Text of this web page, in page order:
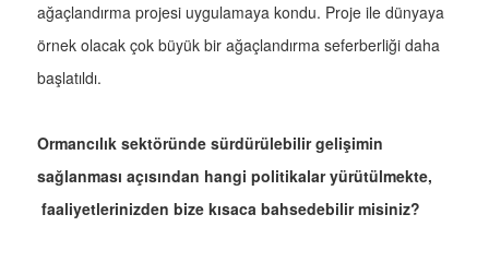
ağaçlandırma projesi uygulamaya kondu. Proje ile dünyaya
örnek olacak çok büyük bir ağaçlandırma seferberliği daha
başlatıldı.
Ormancılık sektöründe sürdürülebilir gelişimin
sağlanması açısından hangi politikalar yürütülmekte,
faaliyetlerinizden bize kısaca bahsedebilir misiniz?